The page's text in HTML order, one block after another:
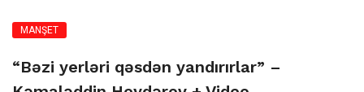
MANŞET
“Bəzi yerləri qəsdən yandırırlar” –